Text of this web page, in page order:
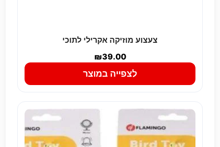
צעצוע מוזיקה אקרילי לתוכי
₪39.00
לצפייה במוצר